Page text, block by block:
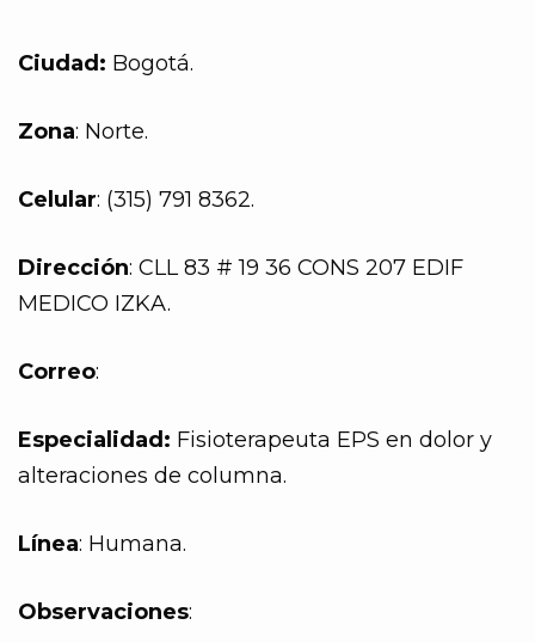
Ciudad: Bogotá.
Zona: Norte.
Celular: (315) 791 8362.
Dirección: CLL 83 # 19 36 CONS 207 EDIF
MEDICO IZKA.
Correo:
Especialidad: Fisioterapeuta EPS en dolor y
alteraciones de columna.
Línea: Humana.
Observaciones: